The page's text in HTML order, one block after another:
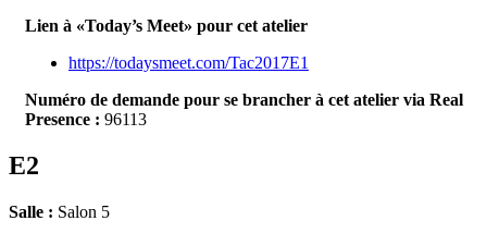
Lien à «Today’s Meet» pour cet atelier
https://todaysmeet.com/Tac2017E1
Numéro de demande pour se brancher à cet atelier via Real
Presence : 96113
E2
Salle : Salon 5